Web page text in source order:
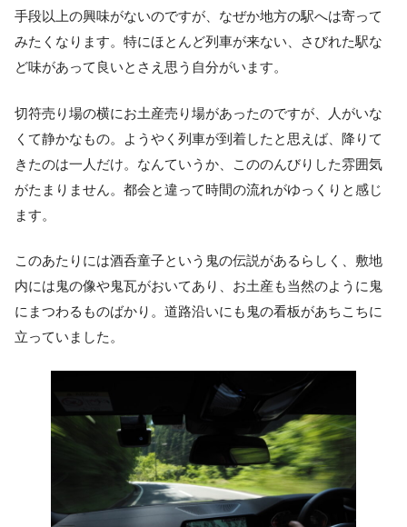
手段以上の興味がないのですが、なぜか地方の駅へは寄って
みたくなります。特にほとんど列車が来ない、さびれた駅な
ど味があって良いとさえ思う自分がいます。
切符売り場の横にお土産売り場があったのですが、人がいな
くて静かなもの。ようやく列車が到着したと思えば、降りて
きたのは一人だけ。なんていうか、こののんびりした雰囲気
がたまりません。都会と違って時間の流れがゆっくりと感じ
ます。
このあたりには酒呑童子という鬼の伝説があるらしく、敷地
内には鬼の像や鬼瓦がおいてあり、お土産も当然のように鬼
にまつわるものばかり。道路沿いにも鬼の看板があちこちに
立っていました。